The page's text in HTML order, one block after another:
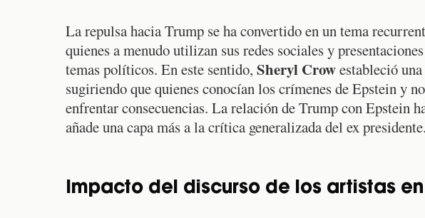
La repulsa hacia Trump se ha convertido en un tema
quienes a menudo utilizan sus redes sociales y
temas políticos. En este sentido, Sheryl Crowestableció
sugiriendo que quienes conocían los crímenes de Epstein y
enfrentar consecuencias. La relación de Trump con Epstein
añade una capa más a la crítica generalizada del ex presidente.
Impacto del discurso de los artistas